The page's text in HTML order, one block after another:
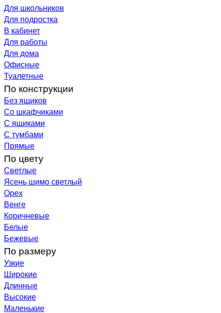
Для школьников
Для подростка
В кабинет
Для работы
Для дома
Офисные
Туалетные
По конструкции
Без ящиков
Со шкафчиками
С ящиками
С тумбами
Прямые
По цвету
Светлые
Ясень шимо светлый
Орех
Венге
Коричневые
Белые
Бежевые
По размеру
Узкие
Широкие
Длинные
Высокие
Маленькие